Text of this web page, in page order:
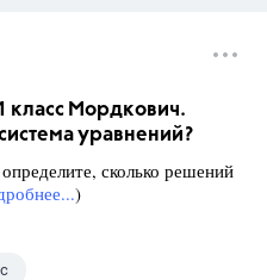
класс Мордкович.
уравнений?
сколько решений
)